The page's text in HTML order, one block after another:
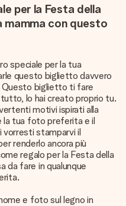
per la Festa della
mamma con questo
speciale per la tua
questo biglietto davvero
Questo biglietto ti fare
lo hai creato proprio tu.
motivi ispirati alla
la tua foto preferita e il
vorresti stamparvi il
renderlo ancora più
regalo per la Festa della
da fare in qualunque
e foto sul legno in